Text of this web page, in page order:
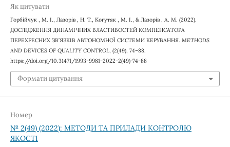
Як цитувати
Горбійчук , М. І., Лазорів , Н. Т., Когутяк , М. І., & Лазорів , А. М. (2022).
ДОСЛІДЖЕННЯ ДИНАМІЧНИХ ВЛАСТИВОСТЕЙ КОМПЕНСАТОРА
ПЕРЕХРЕСНИХ ЗВ’ЯЗКІВ АВТОНОМНОЇ СИСТЕМИ КЕРУВАННЯ. METHODS
AND DEVICES OF QUALITY CONTROL, (2(49), 74–88.
https://doi.org/10.31471/1993-9981-2022-2(49)-74-88
Формати цитування
Номер
№ 2(49) (2022): МЕТОДИ ТА ПРИЛАДИ КОНТРОЛЮ
ЯКОСТІ